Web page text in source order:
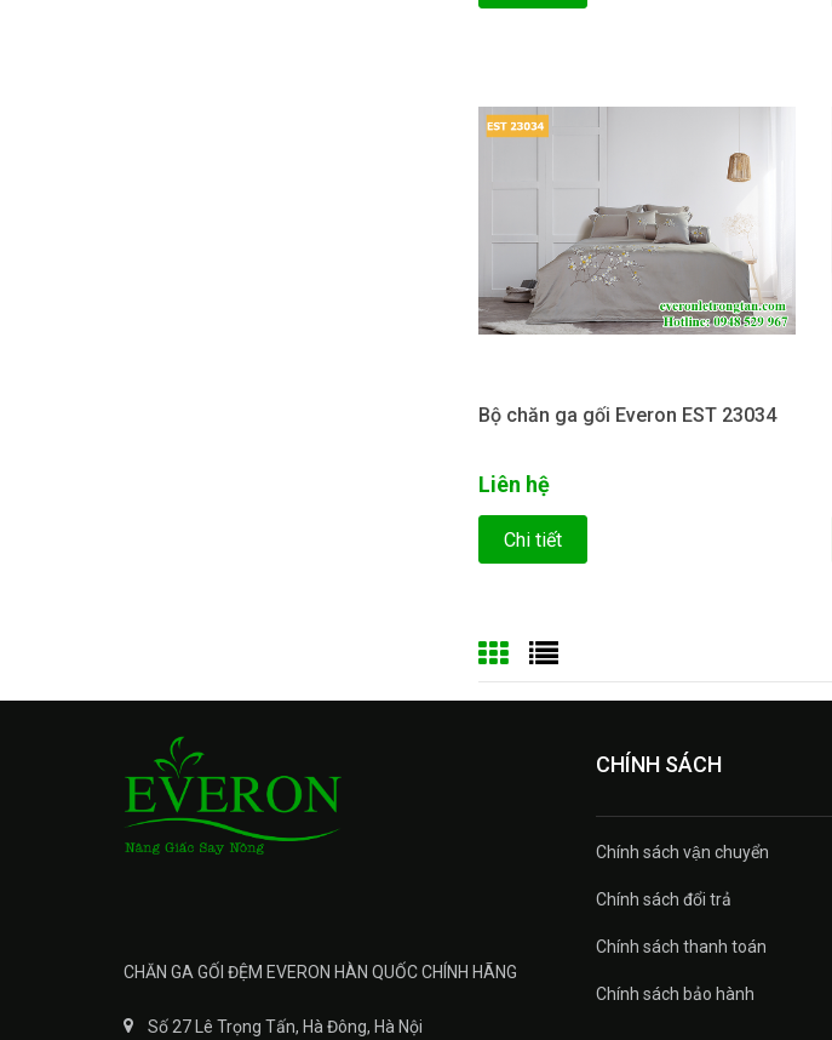
Bộ chăn ga gối Everon EST 23034
Liên hệ
Chi tiết
CHĂN GA GỐI ĐỆM EVERON HÀN QUỐC CHÍNH HÃNG
Số 27 Lê Trọng Tấn, Hà Đông, Hà Nội
CHÍNH SÁCH
Chính sách vận chuyển
Chính sách đổi trả
Chính sách thanh toán
Chính sách bảo hành